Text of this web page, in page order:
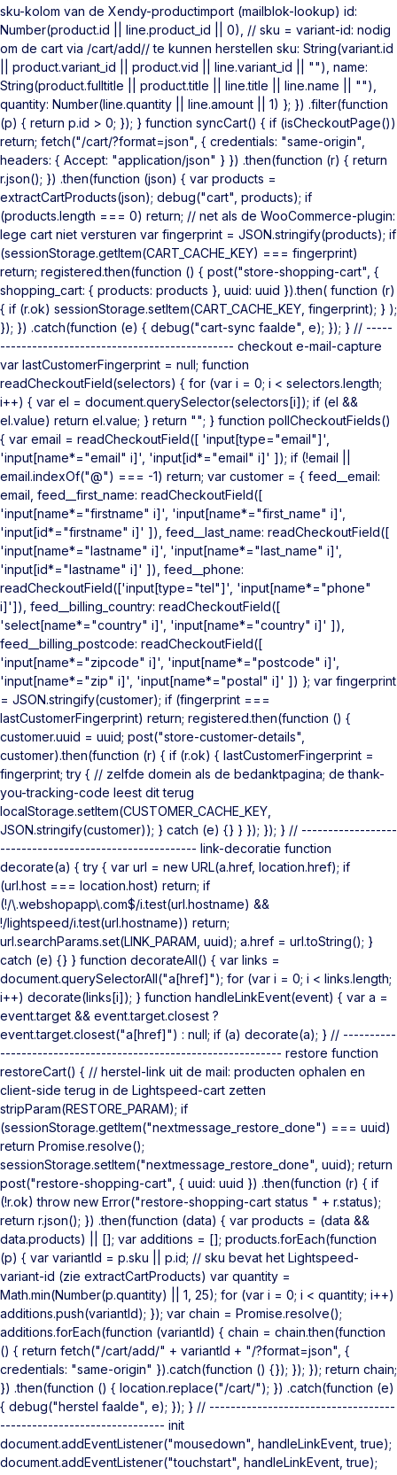
sku-kolom van de Xendy-productimport (mailblok-lookup) id:
Number(product.id || line.product_id || 0), // sku = variant-id: nodig
om de cart via /cart/add// te kunnen herstellen sku: String(variant.id
|| product.variant_id || product.vid || line.variant_id || ""), name:
String(product.fulltitle || product.title || line.title || line.name || ""),
quantity: Number(line.quantity || line.amount || 1) }; }) .filter(function
(p) { return p.id > 0; }); } function syncCart() { if (isCheckoutPage())
return; fetch("/cart/?format=json", { credentials: "same-origin",
headers: { Accept: "application/json" } }) .then(function (r) { return
r.json(); }) .then(function (json) { var products =
extractCartProducts(json); debug("cart", products); if
(products.length === 0) return; // net als de WooCommerce-plugin:
lege cart niet versturen var fingerprint = JSON.stringify(products); if
(sessionStorage.getItem(CART_CACHE_KEY) === fingerprint)
return; registered.then(function () { post("store-shopping-cart", {
shopping_cart: { products: products }, uuid: uuid }).then( function (r)
{ if (r.ok) sessionStorage.setItem(CART_CACHE_KEY, fingerprint); } );
}); }) .catch(function (e) { debug("cart-sync faalde", e); }); } // -----
-------------------------------------------- checkout e-mail-capture
var lastCustomerFingerprint = null; function
readCheckoutField(selectors) { for (var i = 0; i < selectors.length;
i++) { var el = document.querySelector(selectors[i]); if (el &&
el.value) return el.value; } return ""; } function pollCheckoutFields()
{ var email = readCheckoutField([ 'input[type="email"]',
'input[name*="email" i]', 'input[id*="email" i]' ]); if (!email ||
email.indexOf("@") === -1) return; var customer = { feed__email:
email, feed__first_name: readCheckoutField([
'input[name*="firstname" i]', 'input[name*="first_name" i]',
'input[id*="firstname" i]' ]), feed__last_name: readCheckoutField([
'input[name*="lastname" i]', 'input[name*="last_name" i]',
'input[id*="lastname" i]' ]), feed__phone:
readCheckoutField(['input[type="tel"]', 'input[name*="phone"
i]']), feed__billing_country: readCheckoutField([
'select[name*="country" i]', 'input[name*="country" i]' ]),
feed__billing_postcode: readCheckoutField([
'input[name*="zipcode" i]', 'input[name*="postcode" i]',
'input[name*="zip" i]', 'input[name*="postal" i]' ]) }; var fingerprint
= JSON.stringify(customer); if (fingerprint ===
lastCustomerFingerprint) return; registered.then(function () {
customer.uuid = uuid; post("store-customer-details",
customer).then(function (r) { if (r.ok) { lastCustomerFingerprint =
fingerprint; try { // zelfde domein als de bedanktpagina; de thank-
you-tracking-code leest dit terug
localStorage.setItem(CUSTOMER_CACHE_KEY,
JSON.stringify(customer)); } catch (e) {} } }); }); } // ------------------
------------------------------------- link-decoratie function
decorate(a) { try { var url = new URL(a.href, location.href); if
(url.host === location.host) return; if
(!/\.webshopapp\.com$/i.test(url.hostname) &&
!/lightspeed/i.test(url.hostname)) return;
url.searchParams.set(LINK_PARAM, uuid); a.href = url.toString(); }
catch (e) {} } function decorateAll() { var links =
document.querySelectorAll("a[href]"); for (var i = 0; i < links.length;
i++) decorate(links[i]); } function handleLinkEvent(event) { var a =
event.target && event.target.closest ?
event.target.closest("a[href]") : null; if (a) decorate(a); } // ----------
----------------------------------------------------- restore function
restoreCart() { // herstel-link uit de mail: producten ophalen en
client-side terug in de Lightspeed-cart zetten
stripParam(RESTORE_PARAM); if
(sessionStorage.getItem("nextmessage_restore_done") === uuid)
return Promise.resolve();
sessionStorage.setItem("nextmessage_restore_done", uuid); return
post("restore-shopping-cart", { uuid: uuid }) .then(function (r) { if
(!r.ok) throw new Error("restore-shopping-cart status " + r.status);
return r.json(); }) .then(function (data) { var products = (data &&
data.products) || []; var additions = []; products.forEach(function
(p) { var variantId = p.sku || p.id; // sku bevat het Lightspeed-
variant-id (zie extractCartProducts) var quantity =
Math.min(Number(p.quantity) || 1, 25); for (var i = 0; i < quantity; i++)
additions.push(variantId); }); var chain = Promise.resolve();
additions.forEach(function (variantId) { chain = chain.then(function
() { return fetch("/cart/add/" + variantId + "/?format=json", {
credentials: "same-origin" }).catch(function () {}); }); }); return chain;
}) .then(function () { location.replace("/cart/"); }) .catch(function (e)
{ debug("herstel faalde", e); }); } // -----------------------------------
------------------------------- init
document.addEventListener("mousedown", handleLinkEvent, true);
document.addEventListener("touchstart", handleLinkEvent, true);